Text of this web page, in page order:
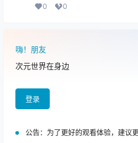
0 0
嗨！朋友
次元世界在身边
登录
公告： 为了更好的观看体验，建议